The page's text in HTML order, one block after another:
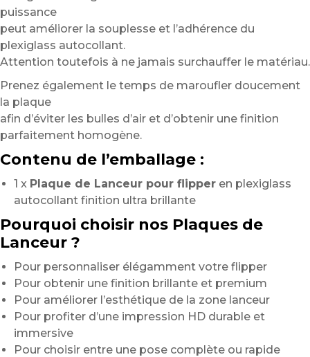
puissance
peut améliorer la souplesse et l’adhérence du
plexiglass autocollant.
Attention toutefois à ne jamais surchauffer le matériau.
Prenez également le temps de maroufler doucement
la plaque
afin d’éviter les bulles d’air et d’obtenir une finition
parfaitement homogène.
Contenu de l’emballage :
1 x Plaque de Lanceur pour flipper en plexiglass
autocollant finition ultra brillante
Pourquoi choisir nos Plaques de
Lanceur ?
Pour personnaliser élégamment votre flipper
Pour obtenir une finition brillante et premium
Pour améliorer l’esthétique de la zone lanceur
Pour profiter d’une impression HD durable et
immersive
Pour choisir entre une pose complète ou rapide